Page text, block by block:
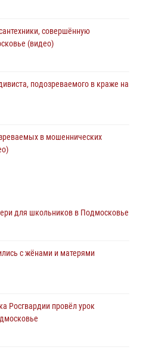
совершённую
(видео)
подозреваемого в краже на
в мошеннических
автоледи в Подмосковье
нарушителя общественного
для школьников в Подмосковье
с жёнами и матерями
Росгвардии провёл урок